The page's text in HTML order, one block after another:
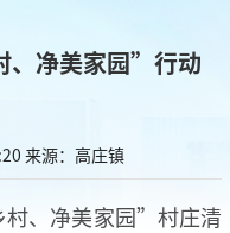
、净美家园”行动
来源：高庄镇
、净美家园”村庄清